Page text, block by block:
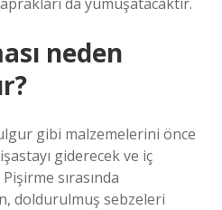
neden
gibi malzemelerini önce
giderecek ve iç
sırasında
doldurulmuş sebzeleri